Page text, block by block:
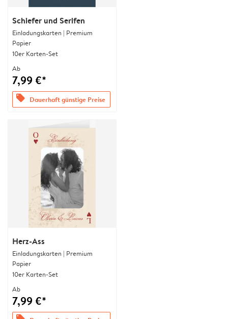
Schiefer und Serifen
Einladungskarten | Premium
Papier
10er Karten-Set
Ab
7,99 €*
offers Dauerhaft günstige Preise
Herz-Ass
Einladungskarten | Premium
Papier
10er Karten-Set
Ab
7,99 €*